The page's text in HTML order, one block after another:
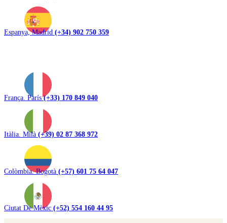
Espanya, Madrid (+34) 902 750 359
França. París(+33) 170 849 040
Itàlia. Milà (+39) 02 87 368 972
Colòmbia. Bogotà (+57) 601 75 64 047
Ciutat De Mèxic (+52) 554 160 44 95